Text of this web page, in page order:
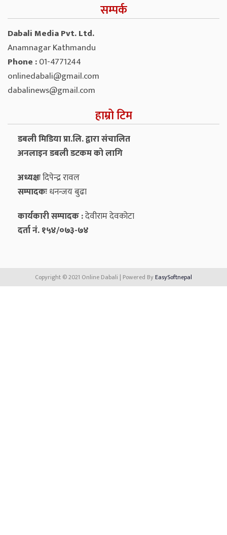
सम्पर्क
Dabali Media Pvt. Ltd.
Anamnagar Kathmandu
Phone :01-4771244
onlinedabali@gmail.com
dabalinews@gmail.com
हाम्रो टिम
डबली मिडिया प्रा.लि. द्वारा संचालित
अनलाइन डबली डटकम को लागि
अध्यक्षःदिपेन्द्र रावल
सम्पादकःधनन्‍जय बुढा
कार्यकारी सम्पादक :देवीराम देवकोटा
दर्ता नं. १५४/०७३-७४
Copyright © 2021 Online Dabali | Powered ByEasySoftnepal